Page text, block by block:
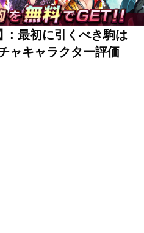
: 最初に引くべき駒は
ャキャラクター評価